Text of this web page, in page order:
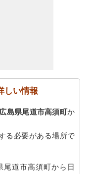
しい情報
島県尾道市高須町か
る必要がある場所で
尾道市高須町から日